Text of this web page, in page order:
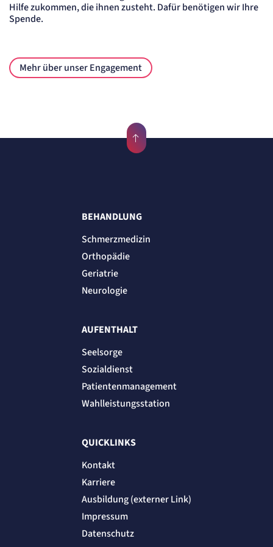
Hilfe zukommen, die ihnen zusteht. Dafür benötigen wir Ihre
Spende.
Mehr über unser Engagement
BEHANDLUNG
Schmerzmedizin
Orthopädie
Geriatrie
Neurologie
AUFENTHALT
Seelsorge
Sozialdienst
Patientenmanagement
Wahlleistungsstation
QUICKLINKS
Kontakt
Karriere
Ausbildung (externer Link)
Impressum
Datenschutz